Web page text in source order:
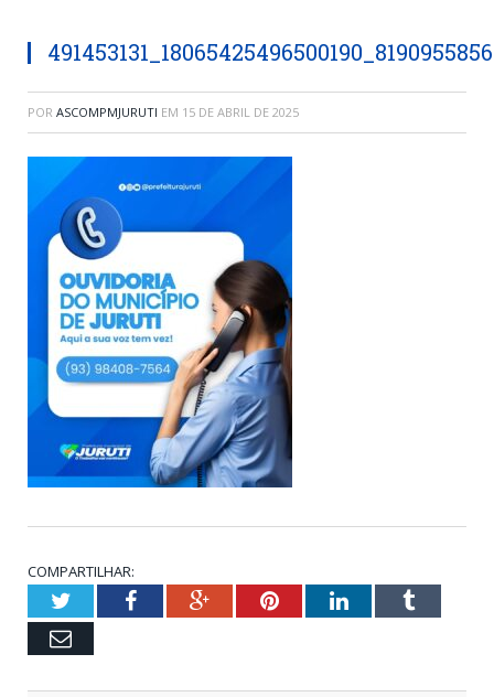
POR ASCOMPMJURUTI EM 15 DE ABRIL DE 2025
COMPARTILHAR:
TwitterFacebookGoogle+PinterestLinkedInTumblr
Email